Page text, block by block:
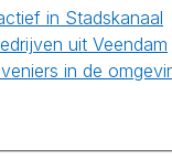
in Stadskanaal
uit Veendam
in de